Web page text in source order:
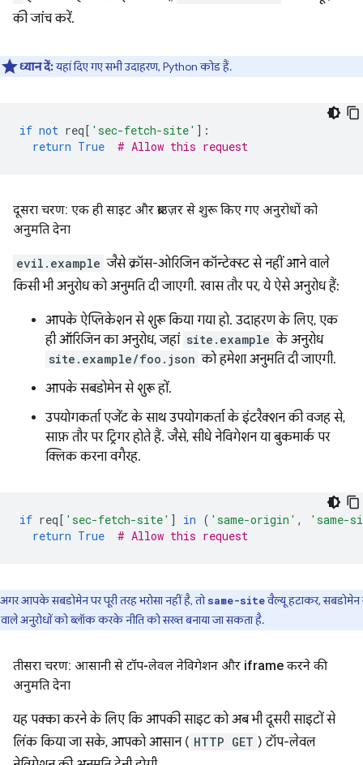
की जांच करें.
ध्यान दें:यहां दिए गए सभी उदाहरण, Python कोड हैं.
if not req [ 'sec-fetch-site' ]:
return True # Allow this request
दूसरा चरण: एक ही साइट और ब्राउज़र से शुरू किए गए अनुरोधों को
अनुमति देना
evil.example जैसे क्रॉस-ओरिजिन कॉन्टेक्स्ट से नहीं आने वाले
किसी भी अनुरोध को अनुमति दी जाएगी. खास तौर पर, ये ऐसे अनुरोध हैं:
आपके ऐप्लिकेशन से शुरू किया गया हो. उदाहरण के लिए, एक
ही ऑरिजिन का अनुरोध, जहां site.example के अनुरोध
site.example/foo.json को हमेशा अनुमति दी जाएगी.
आपके सबडोमेन से शुरू हों.
उपयोगकर्ता एजेंट के साथ उपयोगकर्ता के इंटरैक्शन की वजह से,
साफ़ तौर पर ट्रिगर होते हैं. जैसे, सीधे नेविगेशन या बुकमार्क पर
क्लिक करना वगैरह.
if req [ 'sec-fetch-site' ] in ( 'same-origin' ,
'same-
return True # Allow this request
अगर आपके सबडोमेन पर पूरी तरह भरोसा नहीं है, तोsame-siteवैल्यू हटाकर, सबडोमेन
अनुरोधों को ब्लॉक करके नीति को सख्त बनाया जा सकता है.
तीसरा चरण: आसानी से टॉप-लेवल नेविगेशन और iframe करने की
अनुमति देना
यह पक्का करने के लिए कि आपकी साइट को अब भी दूसरी साइटों से
लिंक किया जा सके, आपको आसान ( HTTP GET ) टॉप-लेवल